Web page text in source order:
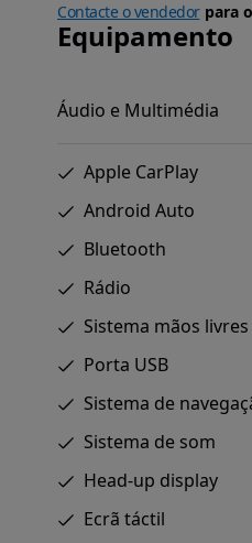
Contacte o vendedorpara
Equipamento
Áudio e Multimédia
Apple CarPlay
Android Auto
Bluetooth
Rádio
Sistema mãos livres
Porta USB
Sistema de
Sistema de som
Head-up display
Ecrã táctil